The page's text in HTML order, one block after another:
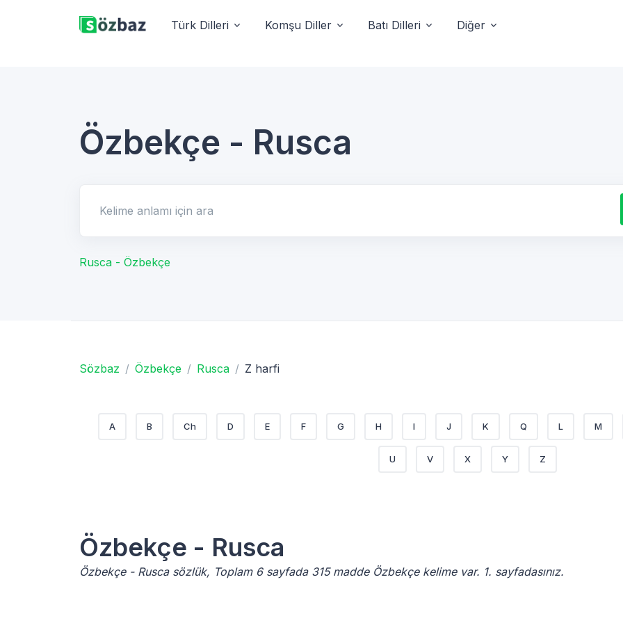
Türk Dilleri Komşu Diller Batı Dilleri Diğer
Özbekçe - Rusca
Rusca - Özbekçe
Sözbaz Özbekçe Rusca Z harfi
A B Ch D E F G H I J K Q L M
U V X Y Z
Özbekçe - Rusca
Özbekçe - Rusca sözlük, Toplam 6 sayfada 315 madde Özbekçe kelime var. 1. sayfadasınız.